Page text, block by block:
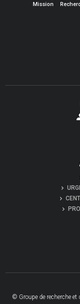
Mission
© Groupe de recherche